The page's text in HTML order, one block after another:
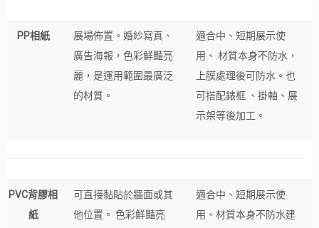
PP相紙
展場佈置。婚紗寫真、
廣告海報，色彩鮮豔亮
麗，是運用範圍最廣泛
的材質。
適合中、短期展示使
用、 材質本身不防水，
上膜處理後可防水。也
可搭配錶框 、掛軸、展
示架等後加工。
PVC背膠相
紙
可直接黏貼於牆面或其
他位置。 色彩鮮豔亮
適合中、短期展示使
用、材質本身不防水建